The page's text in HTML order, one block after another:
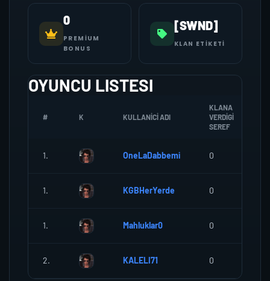
0
PREMIUM
BONUS
[SWND]
KLAN ETIKETI
OYUNCU LISTESI
# K KULLANICI ADI
KLANA
VERDIGI
SEREF
1. OneLaDabbemi 0
1. KGBHerYerde 0
1. Mahluklar0 0
2. KALELI71 0